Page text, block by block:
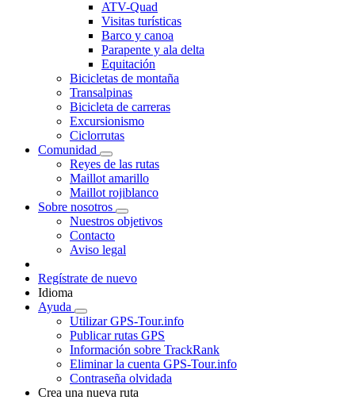
ATV-Quad
Visitas turísticas
Barco y canoa
Parapente y ala delta
Equitación
Bicicletas de montaña
Transalpinas
Bicicleta de carreras
Excursionismo
Ciclorrutas
Comunidad
Reyes de las rutas
Maillot amarillo
Maillot rojiblanco
Sobre nosotros
Nuestros objetivos
Contacto
Aviso legal
Regístrate de nuevo
Idioma
Ayuda
Utilizar GPS-Tour.info
Publicar rutas GPS
Información sobre TrackRank
Eliminar la cuenta GPS-Tour.info
Contraseña olvidada
Crea una nueva ruta